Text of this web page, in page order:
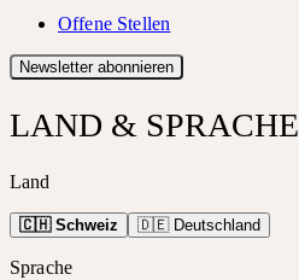
Offene Stellen
Newsletter abonnieren
LAND & SPRACHE
Land
🇨🇭 Schweiz 🇩🇪 Deutschland
Sprache